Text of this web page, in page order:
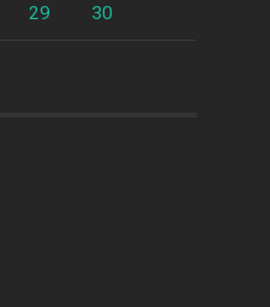
29 30